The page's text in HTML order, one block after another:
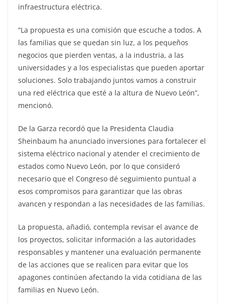
infraestructura eléctrica.
“La propuesta es una comisión que escuche a todos. A
las familias que se quedan sin luz, a los pequeños
negocios que pierden ventas, a la industria, a las
universidades y a los especialistas que pueden aportar
soluciones. Solo trabajando juntos vamos a construir
una red eléctrica que esté a la altura de Nuevo León”,
mencionó.
De la Garza recordó que la Presidenta Claudia
Sheinbaum ha anunciado inversiones para fortalecer el
sistema eléctrico nacional y atender el crecimiento de
estados como Nuevo León, por lo que consideró
necesario que el Congreso dé seguimiento puntual a
esos compromisos para garantizar que las obras
avancen y respondan a las necesidades de las familias.
La propuesta, añadió, contempla revisar el avance de
los proyectos, solicitar información a las autoridades
responsables y mantener una evaluación permanente
de las acciones que se realicen para evitar que los
apagones continúen afectando la vida cotidiana de las
familias en Nuevo León.